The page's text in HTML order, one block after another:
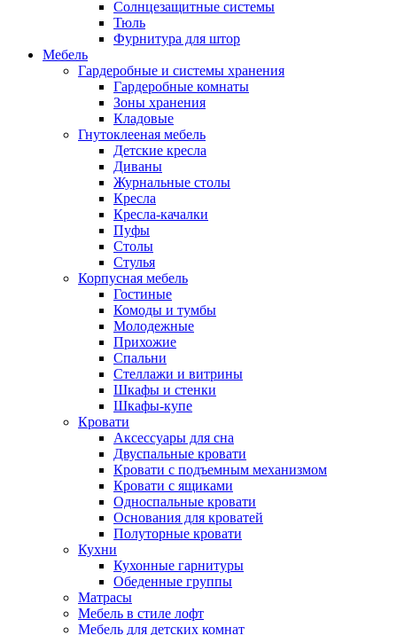
Солнцезащитные системы
Тюль
Фурнитура для штор
Мебель
Гардеробные и системы хранения
Гардеробные комнаты
Зоны хранения
Кладовые
Гнутоклееная мебель
Детские кресла
Диваны
Журнальные столы
Кресла
Кресла-качалки
Пуфы
Столы
Стулья
Корпусная мебель
Гостиные
Комоды и тумбы
Молодежные
Прихожие
Спальни
Стеллажи и витрины
Шкафы и стенки
Шкафы-купе
Кровати
Аксессуары для сна
Двуспальные кровати
Кровати с подъемным механизмом
Кровати с ящиками
Односпальные кровати
Основания для кроватей
Полуторные кровати
Кухни
Кухонные гарнитуры
Обеденные группы
Матрасы
Мебель в стиле лофт
Мебель для детских комнат